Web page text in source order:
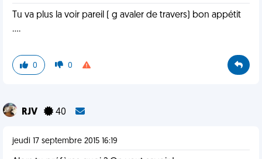
Tu va plus la voir pareil ( g avaler de travers) bon appétit
....
0 0
RJV 40
jeudi 17 septembre 2015 16:19